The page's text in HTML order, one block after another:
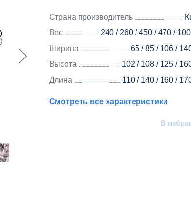
Страна производитель
Вес
Ширина
65 / 85 / 106 /
Высота
102 / 108 / 125 /
Длина
110 / 140 / 160 /
Смотреть все характеристики
В